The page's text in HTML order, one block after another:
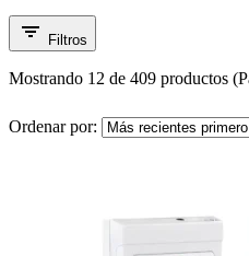
Filtros
Mostrando 12 de 409 productos
Ordenar por: